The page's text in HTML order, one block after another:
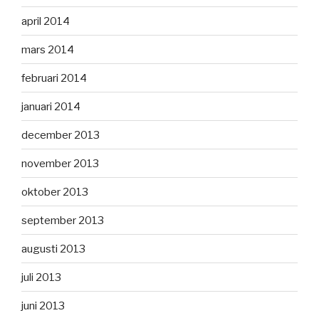
april 2014
mars 2014
februari 2014
januari 2014
december 2013
november 2013
oktober 2013
september 2013
augusti 2013
juli 2013
juni 2013